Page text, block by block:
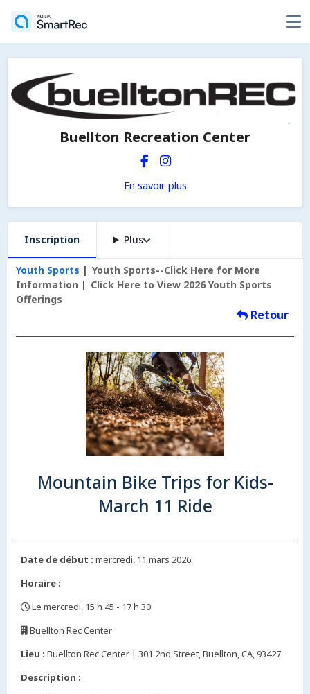
Buellton Recreation Center
En savoir plus
Inscription Plus
Youth Sports
Youth Sports--Click Here for More
Information
Click Here to View 2026 Youth Sports
Offerings
Retour
Mountain Bike Trips for Kids-
March 11 Ride
Date de début : mercredi, 11 mars 2026.
Horaire :
Le mercredi, 15 h 45 - 17 h 30
Buellton Rec Center
Lieu : Buellton Rec Center | 301 2nd Street, Buellton, CA, 93427
Description :